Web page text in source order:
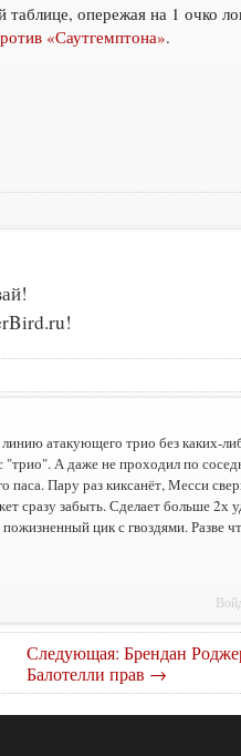
опережая на 1 очко
«Саутгемптона».
атакующего трио без каких-
А даже не проходил по
Пару раз киксанёт, Месси
сразу забыть. Сделает больше 2х
цик с гвоздями. Разве
Следующая: Брендан
Балотелли прав →